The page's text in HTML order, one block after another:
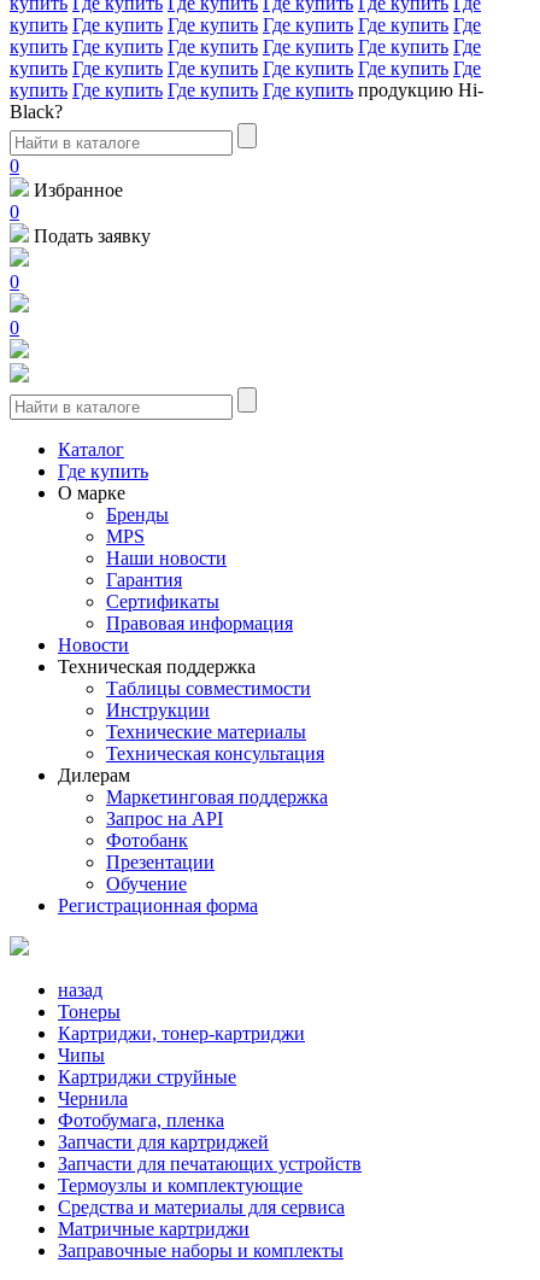
купить Где купить Где купить Где купить Где купить Где
купить Где купить Где купить Где купить Где купить Где
купить Где купить Где купить Где купить Где купить Где
купить Где купить Где купить Где купить продукцию Hi-
Black?
0
Избранное
0
Подать заявку
0
0
Каталог
Где купить
О марке
Бренды
MPS
Наши новости
Гарантия
Сертификаты
Правовая информация
Новости
Техническая поддержка
Таблицы совместимости
Инструкции
Технические материалы
Техническая консультация
Дилерам
Маркетинговая поддержка
Запрос на API
Фотобанк
Презентации
Обучение
Регистрационная форма
назад
Тонеры
Картриджи, тонер-картриджи
Чипы
Картриджи струйные
Чернила
Фотобумага, пленка
Запчасти для картриджей
Запчасти для печатающих устройств
Термоузлы и комплектующие
Средства и материалы для сервиса
Матричные картриджи
Заправочные наборы и комплекты